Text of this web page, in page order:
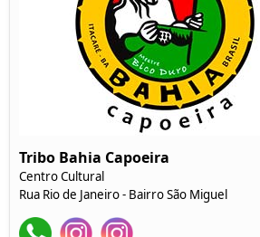
Tribo Bahia Capoeira
Centro Cultural
Rua Rio de Janeiro - Bairro São Miguel